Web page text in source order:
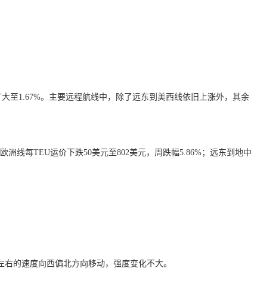
至1.67%。主要远程航线中，除了远东到美西线依旧上涨外，其余
洲线每TEU运价下跌50美元至802美元，周跌幅5.86%；远东到地中
的速度向西偏北方向移动，强度变化不大。